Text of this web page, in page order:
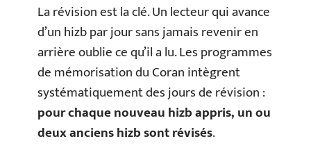
La révision est la clé. Un lecteur qui avance
d’un hizb par jour sans jamais revenir en
arrière oublie ce qu’il a lu. Les programmes
de mémorisation du Coran intègrent
systématiquement des jours de révision :
pour chaque nouveau hizb appris, un ou
deux anciens hizb sont révisés.